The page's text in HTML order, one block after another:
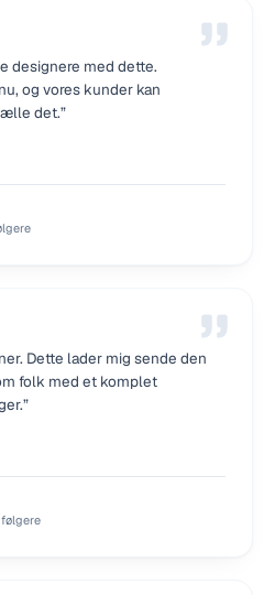
designere med dette.
og vores kunder kan
det.”
Dette lader mig sende den
folk med et komplet
”